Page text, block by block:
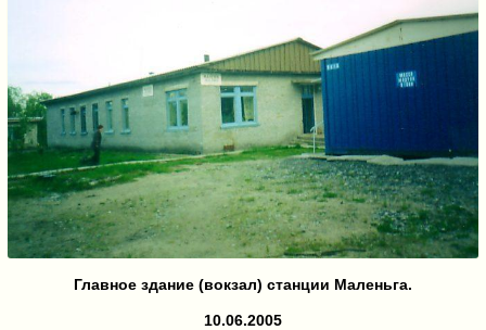
Главное здание (вокзал) станции Маленьга.
10.06.2005